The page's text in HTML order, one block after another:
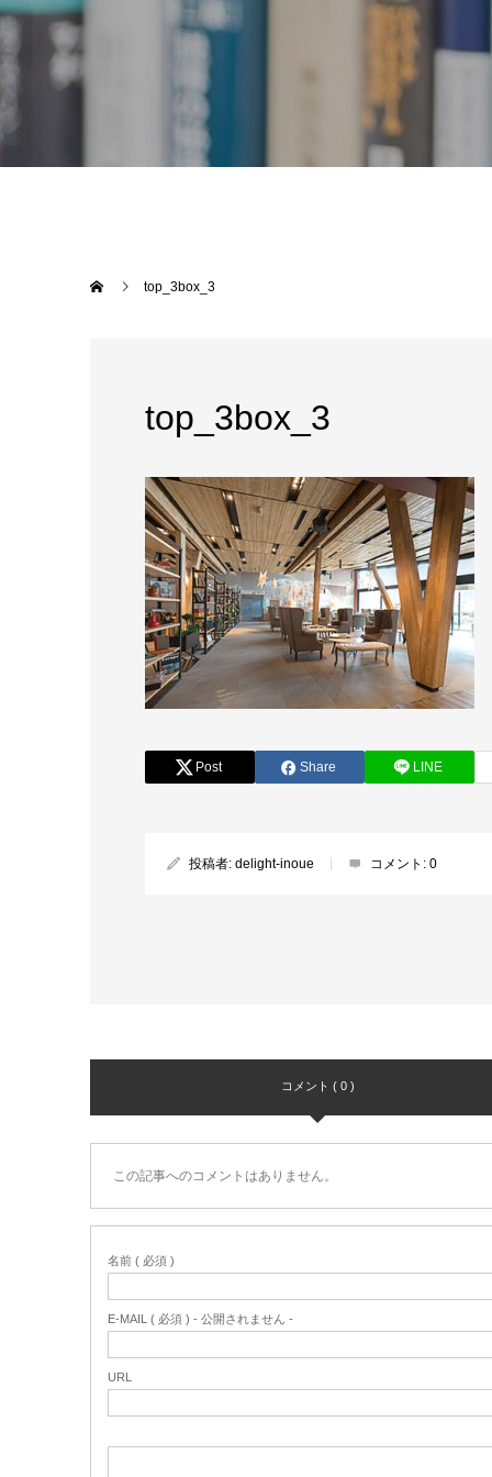
top_3box_3
top_3box_3
Post Share LINE
投稿者: delight-inoue コメント: 0
コメント ( 0 )
この記事へのコメントはありません。
名前 ( 必須 )
E-MAIL ( 必須 ) - 公開されません -
URL